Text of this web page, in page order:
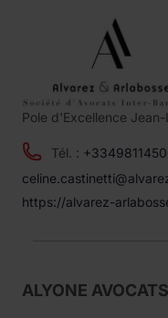
Pole d'Excellence
Tél. :
https://alvarez-
ALYONE AVOCATS